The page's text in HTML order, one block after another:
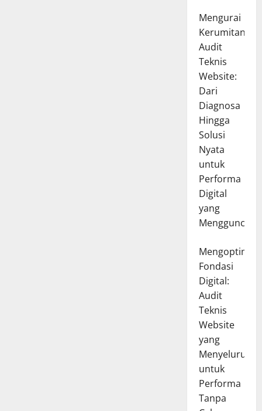
Mengurai
Kerumitan
Audit
Teknis
Website:
Dari
Diagnosa
Hingga
Solusi
Nyata
untuk
Performa
Digital
yang
Mengguncang
Fondasi
Digital:
Audit
Teknis
Website
yang
Menyeluruh
untuk
Performa
Tanpa